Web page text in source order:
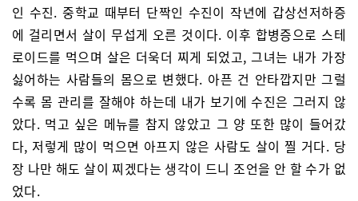
인 수진. 중학교 때부터 단짝인 수진이 작년에 갑상선저하증
에 걸리면서 살이 무섭게 오른 것이다. 이후 합병증으로 스테
로이드를 먹으며 살은 더욱더 찌게 되었고, 그녀는 내가 가장
싫어하는 사람들의 몸으로 변했다. 아픈 건 안타깝지만 그럴
수록 몸 관리를 잘해야 하는데 내가 보기에 수진은 그러지 않
았다. 먹고 싶은 메뉴를 참지 않았고 그 양 또한 많이 들어갔
다, 저렇게 많이 먹으면 아프지 않은 사람도 살이 찔 거다. 당
장 나만 해도 살이 찌겠다는 생각이 드니 조언을 안 할 수가 없
었다.